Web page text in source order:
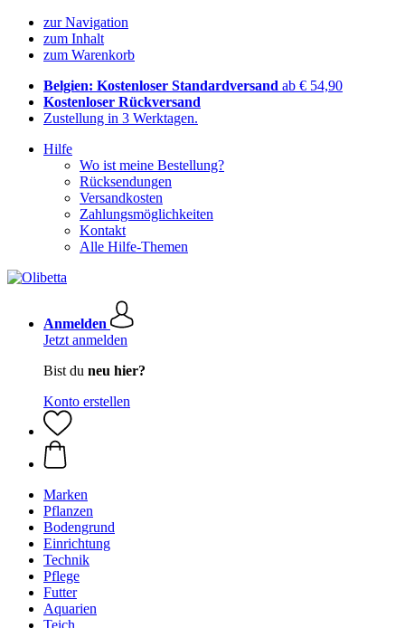
zur Navigation
zum Inhalt
zum Warenkorb
Belgien: Kostenloser Standardversand ab € 54,90
Kostenloser Rückversand
Zustellung in 3 Werktagen.
Hilfe
Wo ist meine Bestellung?
Rücksendungen
Versandkosten
Zahlungsmöglichkeiten
Kontakt
Alle Hilfe-Themen
Anmelden
Jetzt anmelden
Bist du neu hier?
Konto erstellen
Marken
Pflanzen
Bodengrund
Einrichtung
Technik
Pflege
Futter
Aquarien
Teich